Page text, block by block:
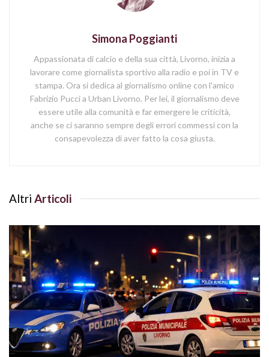
Simona Poggianti
Appassionata di calcio e della sua città, Livorno, inizia a
lavorare come giornalista sportivo alla radio e poi in TV e
stampa. Ora si dedica al giornalismo online con l'amico
Fabrizio Pucci a Urban Livorno. Per lei, il giornalismo deve
essere utile alla comunità e far emergere le criticità,
anche se ci saranno sempre degli errori commessi con la
consapevolezza di aver fatto la cosa giusta.
Altri Articoli